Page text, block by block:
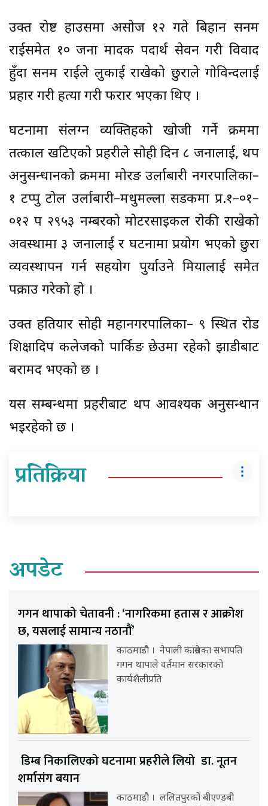
उक्त रोष्ट हाउसमा असोज १२ गते बिहान सनम
राईसमेत १० जना मादक पदार्थ सेवन गरी विवाद
हुँदा सनम राईले लुकाई राखेको छुराले गोविन्दलाई
प्रहार गरी हत्या गरी फरार भएका थिए ।
घटनामा संलग्न व्यक्तिहरूको खोजी गर्ने क्रममा
तत्काल खटिएको प्रहरीले सोही दिन ८ जनालाई, थप
अनुसन्धानको क्रममा मोरङ उर्लाबारी नगरपालिका–
१ टप्पु टोल उर्लाबारी–मधुमल्ला सडकमा प्र.१–०१–
०१२ प २९५३ नम्बरको मोटरसाइकल रोकी राखेको
अवस्थामा ३ जनालाई र घटनामा प्रयोग भएको छुरा
व्यवस्थापन गर्न सहयोग पुर्याउने मियालाई समेत
पक्राउ गरेको हो ।
उक्त हतियार सोही महानगरपालिका– ९ स्थित रोड
शिक्षादिप कलेजको पार्किङ छेउमा रहेको झाडीबाट
बरामद भएको छ ।
यस सम्बन्धमा प्रहरीबाट थप आवश्यक अनुसन्धान
भइरहेको छ ।
प्रतिक्रिया
अपडेट
गगन थापाको चेतावनी : ‘नागरिकमा हतास र आक्रोश
छ, यसलाई सामान्य नठानौं’
काठमाडौ । नेपाली कांग्रेसका सभापति
गगन थापाले वर्तमान सरकारको
कार्यशैलीप्रति
डिम्ब निकालिएको घटनामा प्रहरीले लियो डा. नूतन
शर्मासंग बयान
काठमाडौ । ललितपुरको बीएण्डबी